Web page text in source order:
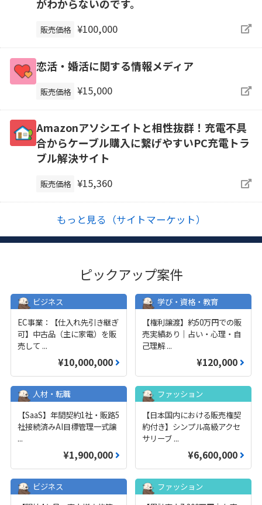
がわからないのです。
販売価格 ¥100,000
恋活・婚活に関する情報メディア
販売価格 ¥15,000
Amazonアソシエイトと相性抜群！充電不具
合からケーブル購入に繋げやすいPC充電トラ
ブル解決サイト
販売価格 ¥15,360
もっと見る（サイトマーケット）
ピックアップ案件
ビジネス
EC事業：【仕入れ先引き継ぎ
可】中古品（主に家電）を販
売して ...
¥10,000,000
学び・資格・教育
【権利譲渡】約50万円での販
売実績あり｜占い・心理・自
己理解...
¥120,000
人材・転職
【SaaS】年間契約1社・販路5
社接続済みAI目標管理一式譲
...
¥1,900,000
ファッション
【日本国内における販売権契
約付き】シンプル高級アクセ
サリーブ ...
¥6,600,000
ビジネス
ファッション